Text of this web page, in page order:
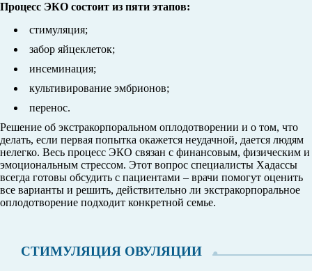
Процесс ЭКО состоит из пяти этапов:
стимуляция;
забор яйцеклеток;
инсеминация;
культивирование эмбрионов;
перенос.
Решение об экстракорпоральном оплодотворении и о том, что
делать, если первая попытка окажется неудачной, дается людям
нелегко. Весь процесс ЭКО связан с финансовым, физическим и
эмоциональным стрессом. Этот вопрос специалисты Хадассы
всегда готовы обсудить с пациентами – врачи помогут оценить
все варианты и решить, действительно ли экстракорпоральное
оплодотворение подходит конкретной семье.
СТИМУЛЯЦИЯ ОВУЛЯЦИИ